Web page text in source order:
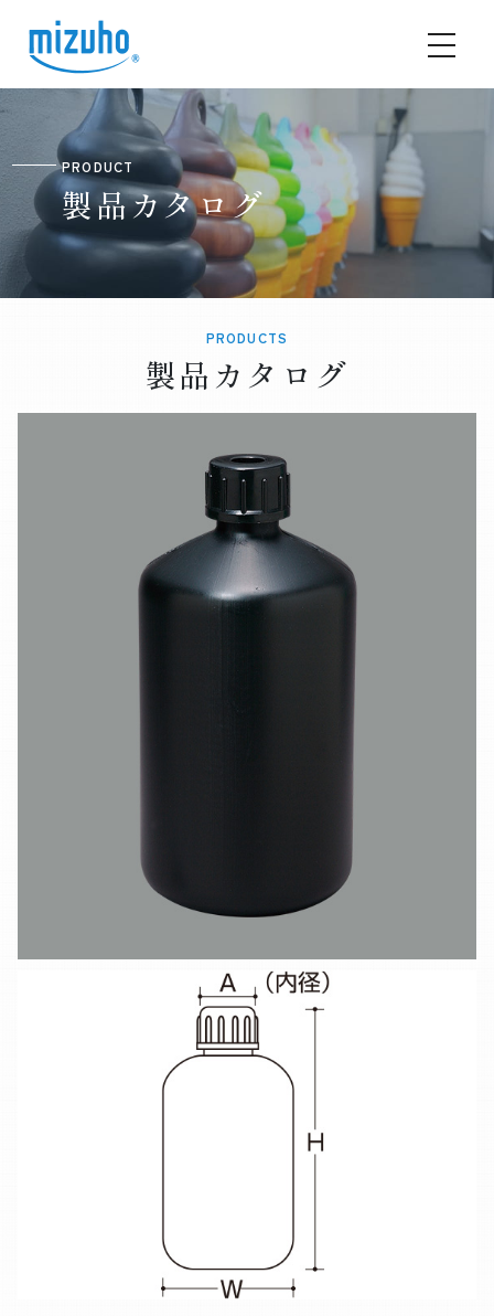
PRODUCT
製品カタログ
PRODUCTS
製品カタログ